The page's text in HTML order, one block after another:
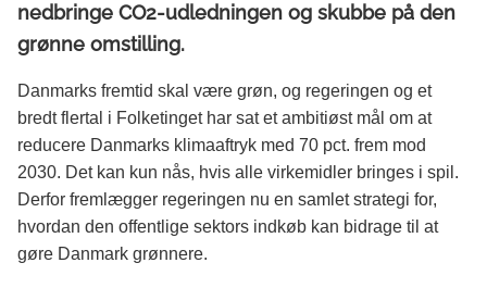
nedbringe CO2-udledningen og skubbe på den
grønne omstilling.
Danmarks fremtid skal være grøn, og regeringen og et
bredt flertal i Folketinget har sat et ambitiøst mål om at
reducere Danmarks klimaaftryk med 70 pct. frem mod
2030. Det kan kun nås, hvis alle virkemidler bringes i spil.
Derfor fremlægger regeringen nu en samlet strategi for,
hvordan den offentlige sektors indkøb kan bidrage til at
gøre Danmark grønnere.